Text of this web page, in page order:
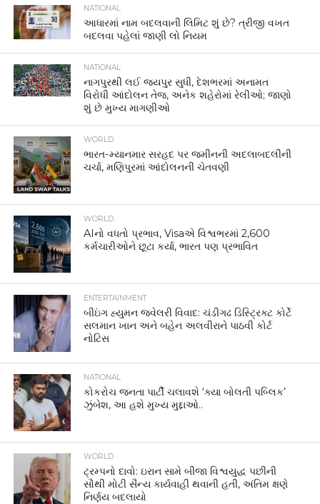
NATIONAL
આધારમાં નામ બદલવાની લિમિટ શું છે? ત્રીજી વખત
બદલવા પહેલાં જાણી લો નિયમ
NATIONAL
નાગપુરથી લઈ જયપુર સુધી, દેશભરમાં અનામત
વિરોધી આંદોલન તેજ, અનેક શહેરોમાં રેલીઓ; જાણો
શું છે મુખ્ય માગણીઓ
WORLD
ભારત-મ્યાનમાર સરહદ પર જમીનની અદલાબદલીની
ચર્ચા, મણિપુરમાં આંદોલનની ચેતવણી
WORLD
AIનો વધતો પ્રભાવ, Visaએ વિશ્વભરમાં 2,600
કર્મચારીઓને છૂટા કર્યા, ભારત પણ પ્રભાવિત
ENTERTAINMENT
બીઇંગ હ્યુમન જ્વેલરી વિવાદ: ચંડીગઢ ડિસ્ટ્રિક્ટ કોર્ટે
સલમાન ખાન અને બહેન અલવીરાને પાઠવી કોર્ટ
નોટિસ
NATIONAL
કોકરોચ જનતા પાર્ટી ચલાવશે ‘ક્યા બોલતી પબ્લિક’
ઝુંબેશ, આ હશે મુખ્ય મુદ્દાઓ..
WORLD
ટ્રમ્પનો દાવો: ઇરાન સામે બીજા વિશ્વયુદ્ધ પછીની
સૌથી મોટી સૈન્ય કાર્યવાહી થવાની હતી, અંતિમ ક્ષણે
નિર્ણય બદલાયો